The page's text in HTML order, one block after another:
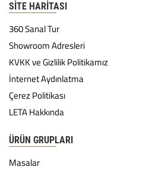
SITE HARITASI
360 Sanal Tur
Showroom Adresleri
KVKK ve Gizlilik Politikamız
İnternet Aydınlatma
Çerez Politikası
LETA Hakkında
ÜRÜN GRUPLARI
Masalar